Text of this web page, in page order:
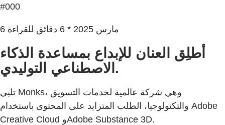
#000
6 مارس 2025 * 6 دقائق للقراءة
أطلِق العنان للإبداع بمساعدة الذكاء
الاصطناعي التوليدي.
تلبي Monks، وهي شركة عالمية لخدمات التسويق
والتكنولوجيا، الطلب المتزايد على المحتوى باستخدام Adobe
Creative Cloud وAdobe Substance 3D.